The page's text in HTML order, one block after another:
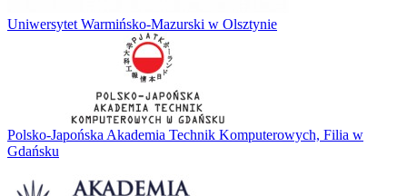
Uniwersytet Warmińsko-Mazurski w Olsztynie
Polsko-Japońska Akademia Technik Komputerowych, Filia w
Gdańsku